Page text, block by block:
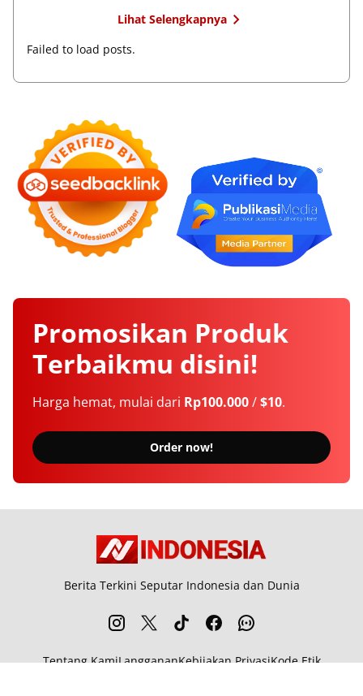
Lihat Selengkapnya
Failed to load posts.
Promosikan Produk
Terbaikmu disini!
Harga hemat, mulai dari Rp100.000/$10.
Order now!
Berita Terkini Seputar Indonesia dan Dunia
Tentang KamiLanggananKebijakan PrivasiKode Etik